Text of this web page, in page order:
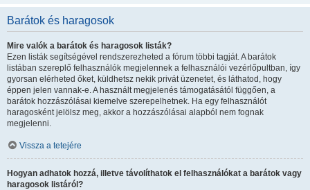
Barátok és haragosok
Mire valók a barátok és haragosok listák?
Ezen listák segítségével rendszerezheted a fórum többi tagját. A barátok
listában szereplő felhasználók megjelennek a felhasználói vezérlőpultban, így
gyorsan elérheted őket, küldhetsz nekik privát üzenetet, és láthatod, hogy
éppen jelen vannak-e. A használt megjelenés támogatásától függően, a
barátok hozzászólásai kiemelve szerepelhetnek. Ha egy felhasználót
haragosként jelölsz meg, akkor a hozzászólásai alapból nem fognak
megjelenni.
Vissza a tetejére
Hogyan adhatok hozzá, illetve távolíthatok el felhasználókat a barátok vagy
haragosok listáról?